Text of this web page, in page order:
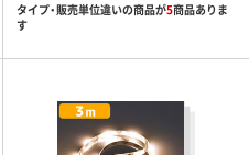
タイプ・販売単位違いの商品が5商品ありま
す